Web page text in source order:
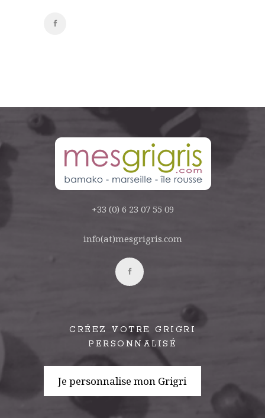
+33 (0) 6 23 07 55 09
info(at)mesgrigris.com
CRÉEZ VOTRE GRIGRI
PERSONNALISÉ
Je personnalise mon Grigri